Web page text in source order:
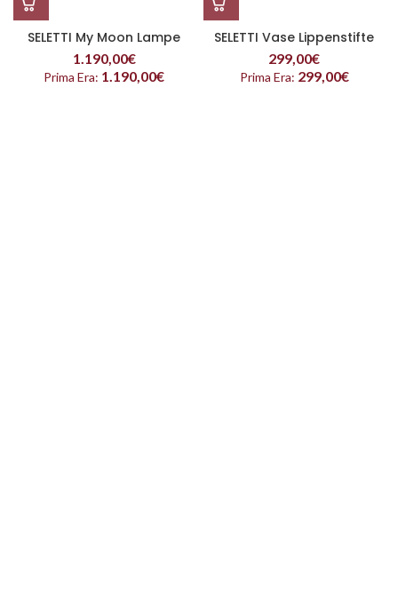
SELETTI My Moon Lampe
1.190,00€
Prima Era: 1.190,00€
SELETTI Vase Lippenstifte
299,00€
Prima Era: 299,00€